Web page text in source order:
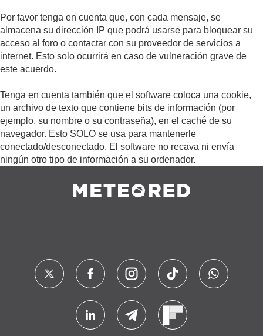
Por favor tenga en cuenta que, con cada mensaje, se
almacena su dirección IP que podrá usarse para bloquear su
acceso al foro o contactar con su proveedor de servicios a
internet. Esto solo ocurrirá en caso de vulneración grave de
este acuerdo.
Tenga en cuenta también que el software coloca una cookie,
un archivo de texto que contiene bits de información (por
ejemplo, su nombre o su contraseña), en el caché de su
navegador. Esto SOLO se usa para mantenerle
conectado/desconectado. El software no recava ni envía
ningún otro tipo de información a su ordenador.